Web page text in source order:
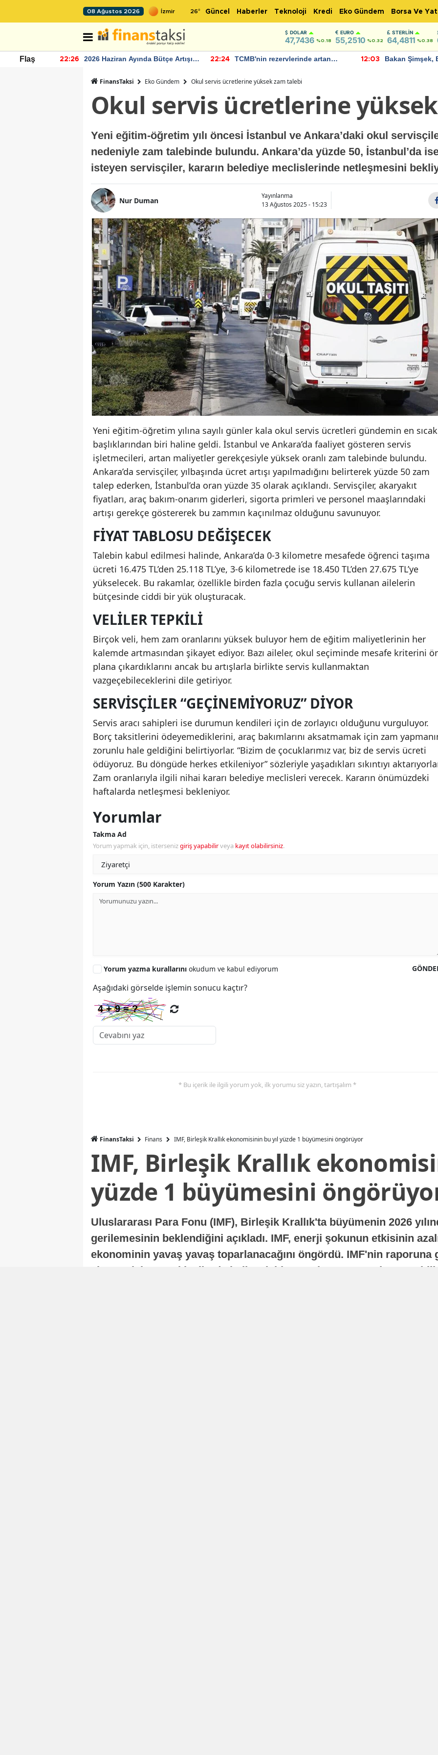
08 Ağustos 2026 26° Güncel Haberler Teknoloji Kredi Eko Gündem Borsa Ve
DOLAR
47,7436 %0.18
EURO
55,2510 %0.32
STERLIN
64,4811 %0.38
Flaş 22:26
2026 Haziran Ayında Bütçe Artışı
22:24
TCMB'nin rezervlerinde artan
12:03
Bakan Şimşek,
FinansTaksi Eko Gündem Okul servis ücretlerine yüksek zam talebi
Okul servis ücretlerine
Yeni eğitim-öğretim yılı öncesi İstanbul ve Ankara’daki okul
nedeniyle zam talebinde bulundu. Ankara’da yüzde 50, İstanbul’da
isteyen servisçiler, kararın belediye meclislerinde netleşmesini
Nur Duman
Yayınlanma
13 Ağustos 2025 - 15:23
Yeni eğitim-öğretim yılına sayılı günler kala okul servis ücretleri gündemin en sıcak
başlıklarından biri haline geldi. İstanbul ve Ankara’da faaliyet gösteren servis
işletmecileri, artan maliyetler gerekçesiyle yüksek oranlı zam talebinde bulundu.
Ankara’da servisçiler, yılbaşında ücret artışı yapılmadığını belirterek yüzde 50 zam
talep ederken, İstanbul’da oran yüzde 35 olarak açıklandı. Servisçiler, akaryakıt
fiyatları, araç bakım-onarım giderleri, sigorta primleri ve personel maaşlarındaki
artışı gerekçe göstererek bu zammın kaçınılmaz olduğunu savunuyor.
FIYAT TABLOSU DEĞIŞECEK
Talebin kabul edilmesi halinde, Ankara’da 0-3 kilometre mesafede öğrenci taşıma
ücreti 16.475 TL’den 25.118 TL’ye, 3-6 kilometrede ise 18.450 TL’den 27.675 TL’ye
yükselecek. Bu rakamlar, özellikle birden fazla çocuğu servis kullanan ailelerin
bütçesinde ciddi bir yük oluşturacak.
VELILER TEPKILI
Birçok veli, hem zam oranlarını yüksek buluyor hem de eğitim maliyetlerinin her
kalemde artmasından şikayet ediyor. Bazı aileler, okul seçiminde mesafe kriterini
plana çıkardıklarını ancak bu artışlarla birlikte servis kullanmaktan
vazgeçebileceklerini dile getiriyor.
SERVISÇILER “GEÇINEMIYORUZ” DIYOR
Servis aracı sahipleri ise durumun kendileri için de zorlayıcı olduğunu vurguluyor.
Borç taksitlerini ödeyemediklerini, araç bakımlarını aksatmamak için zam
zorunlu hale geldiğini belirtiyorlar. “Bizim de çocuklarımız var, biz de servis ücreti
ödüyoruz. Bu döngüde herkes etkileniyor” sözleriyle yaşadıkları sıkıntıyı
Zam oranlarıyla ilgili nihai kararı belediye meclisleri verecek. Kararın önümüzdeki
haftalarda netleşmesi bekleniyor.
Yorumlar
Takma Ad
Yorum yapmak için, istersenizgiriş yapabilirveya kayıt olabilirsiniz.
Yorum Yazın (500 Karakter)
Yorum yazma kurallarını okudum ve kabul ediyorum
Aşağıdaki görselde işlemin sonucu kaçtır?
* Bu içerik ile ilgili yorum yok, ilk yorumu siz yazın, tartışalım *
FinansTaksi Finans IMF, Birleşik Krallık ekonomisinin bu yıl yüzde 1 büyümesini öngörüyor
IMF, Birleşik Krallık
yüzde 1 büyümesini
Uluslararası Para Fonu (IMF), Birleşik Krallık'ta büyümenin 2026
gerilemesinin beklendiğini açıkladı. IMF, enerji şokunun etkisinin
ekonominin yavaş yavaş toparlanacağını öngördü. IMF'nin raporuna
ekonomisi, sonraki yıllarda istikrarlı bir toparlanma süreci